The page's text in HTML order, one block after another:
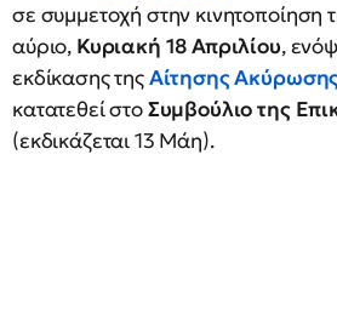
σε συμμετοχή στην κινητοποίηση
αύριο, Κυριακή 18 Απριλίου,
εκδίκασης τηςΑίτησης
κατατεθεί στοΣυμβούλιο της
(εκδικάζεται 13 Μάη).